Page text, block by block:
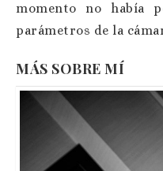
momento no había
parámetros de la
MÁS SOBRE MÍ